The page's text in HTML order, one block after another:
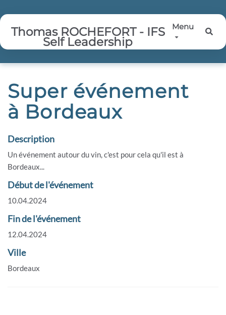
Thomas ROCHEFORT - IFS
Self Leadership
Menu
Super événement
à Bordeaux
Description
Un événement autour du vin, c'est pour cela qu'il est à
Bordeaux...
Début de l'événement
10.04.2024
Fin de l'événement
12.04.2024
Ville
Bordeaux